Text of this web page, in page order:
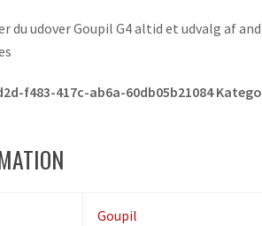
du udover Goupil G4 altid et udvalg af
f483-417c-ab6a-60db05b21084
Goupil